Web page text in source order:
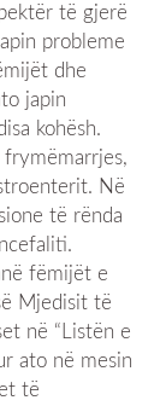
të gjerë
probleme
dhe
japin
kohësh.
Në
të rënda
fëmijët e
Mjedisit të
në “Listën e
ato në mesin
të